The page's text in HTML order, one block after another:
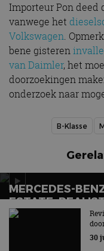
Importeur Pon
vanwege het
Volkswagen.
bene gisteren
van Daimler, het
doorzoekingen
onderzoek naar
B-Klasse
MERCEDES-
ESTATE:
Het verlossende
30